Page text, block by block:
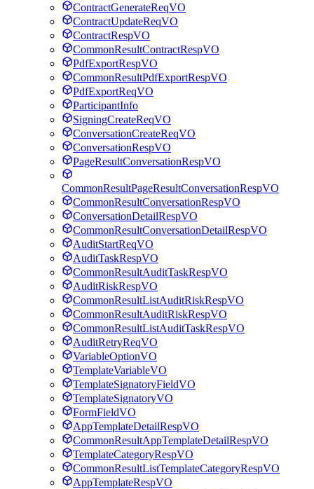
ContractGenerateReqVO
ContractUpdateReqVO
ContractRespVO
CommonResultContractRespVO
PdfExportRespVO
CommonResultPdfExportRespVO
PdfExportReqVO
ParticipantInfo
SigningCreateReqVO
ConversationCreateReqVO
ConversationRespVO
PageResultConversationRespVO
CommonResultPageResultConversationRespVO
CommonResultConversationRespVO
ConversationDetailRespVO
CommonResultConversationDetailRespVO
AuditStartReqVO
AuditTaskRespVO
CommonResultAuditTaskRespVO
AuditRiskRespVO
CommonResultListAuditRiskRespVO
CommonResultAuditRiskRespVO
CommonResultListAuditTaskRespVO
AuditRetryReqVO
VariableOptionVO
TemplateVariableVO
TemplateSignatoryFieldVO
TemplateSignatoryVO
FormFieldVO
AppTemplateDetailRespVO
CommonResultAppTemplateDetailRespVO
TemplateCategoryRespVO
CommonResultListTemplateCategoryRespVO
AppTemplateRespVO